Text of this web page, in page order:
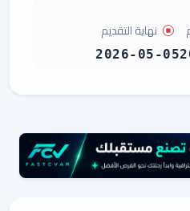
نهاية التقديم
2026-05-05